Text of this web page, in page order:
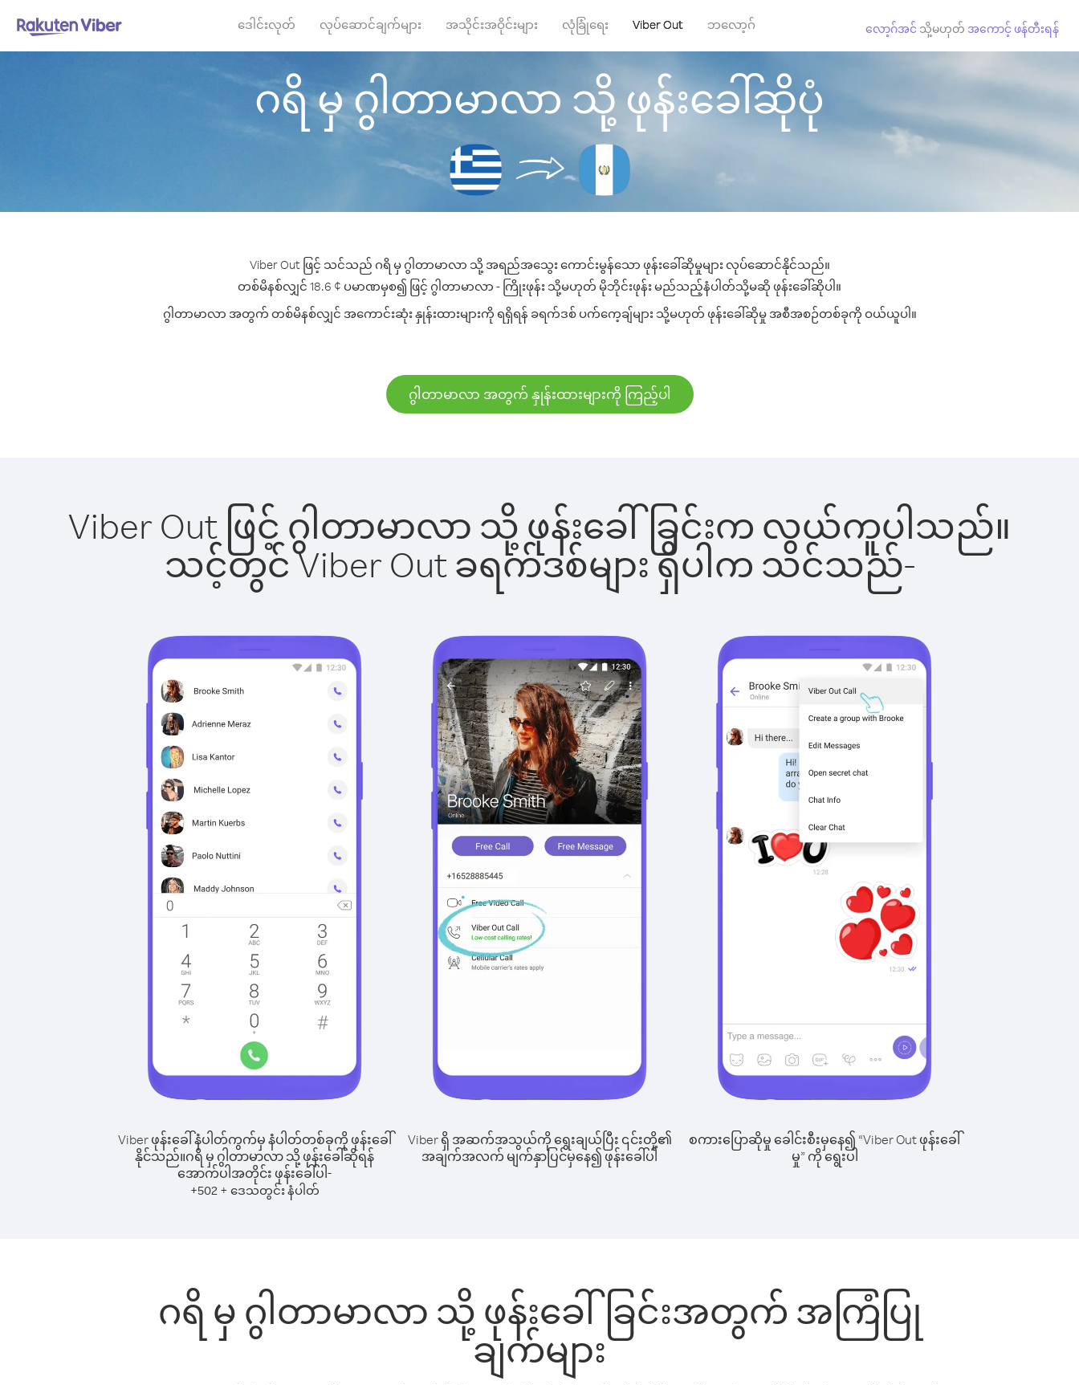
ဒေါင်းလုတ် လုပ်ဆောင်ချက်များ အသိုင်းအဝိုင်းများ လုံခြုံရေး Viber Out ဘလော့ဂ် လော့ဂ်အင် သို့မဟုတ် အကောင့် ဖန်တီးရန်
ဂရိ မှ ဂွါတာမာလာ သို့ ဖုန်းခေါ်ဆိုပုံ
Viber Out ဖြင့် သင်သည် ဂရိ မှ ဂွါတာမာလာ သို့ အရည်အသွေး ကောင်းမွန်သော ဖုန်းခေါ်ဆိုမှုများ လုပ်ဆောင်နိုင်သည်။
တစ်မိနစ်လျှင် 18.6 ¢ ပမာဏမှစ၍ ဖြင့် ဂွါတာမာလာ - ကြိုးဖုန်း သို့မဟုတ် မိုဘိုင်းဖုန်း မည်သည့်နံပါတ်သို့မဆို ဖုန်းခေါ်ဆိုပါ။
ဂွါတာမာလာ အတွက် တစ်မိနစ်လျှင် အကောင်းဆုံး နှုန်းထားများကို ရရှိရန် ခရက်ဒစ် ပက်ကေ့ချ်များ သို့မဟုတ် ဖုန်းခေါ်ဆိုမှု အစီအစဉ်တစ်ခုကို ဝယ်ယူပါ။
ဂွါတာမာလာ အတွက် နှုန်းထားများကို ကြည့်ပါ
Viber Out ဖြင့် ဂွါတာမာလာ သို့ ဖုန်းခေါ်ခြင်းက လွယ်ကူပါသည်။
သင့်တွင် Viber Out ခရက်ဒစ်များ ရှိပါက သင်သည်-
Viber ဖုန်းခေါ်နံပါတ်ကွက်မှ နံပါတ်တစ်ခုကို ဖုန်းခေါ်
နိုင်သည်။ဂရိ မှ ဂွါတာမာလာ သို့ ဖုန်းခေါ်ဆိုရန်
အောက်ပါအတိုင်း ဖုန်းခေါ်ပါ-
+502+ ဒေသတွင်း နံပါတ်
Viber ရှိ အဆက်အသွယ်ကို ရွေးချယ်ပြီး ၎င်းတို့၏
အချက်အလက် မျက်နှာပြင်မှနေ၍ ဖုန်းခေါ်ပါ
စကားပြောဆိုမှု ခေါင်းစီးမှနေ၍ “Viber Out ဖုန်းခေါ်
မှု” ကို ရွေးပါ
ဂရိ မှ ဂွါတာမာလာ သို့ ဖုန်းခေါ်ခြင်းအတွက် အကြံပြု
ချက်များ